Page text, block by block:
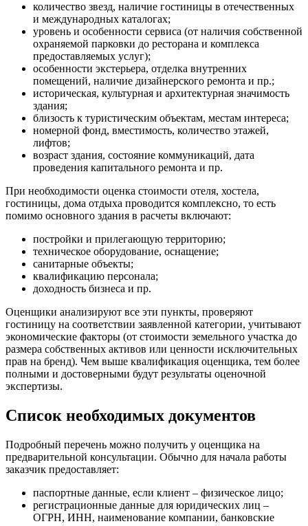
количество звезд, наличие гостиницы в отечественных
и международных каталогах;
уровень и особенности сервиса (от наличия собственной
охраняемой парковки до ресторана и комплекса
предоставляемых услуг);
особенности экстерьера, отделка внутренних
помещений, наличие дизайнерского ремонта и пр.;
историческая, культурная и архитектурная значимость
здания;
близость к туристическим объектам, местам интереса;
номерной фонд, вместимость, количество этажей,
лифтов;
возраст здания, состояние коммуникаций, дата
проведения капитального ремонта и пр.
При необходимости оценка стоимости отеля, хостела,
гостиницы, дома отдыха проводится комплексно, то есть
помимо основного здания в расчеты включают:
постройки и прилегающую территорию;
техническое оборудование, оснащение;
санитарные объекты;
квалификацию персонала;
доходность бизнеса и пр.
Оценщики анализируют все эти пункты, проверяют
гостиницу на соответствии заявленной категории, учитывают
экономические факторы (от стоимости земельного участка до
размера собственных активов или ценности исключительных
прав на бренд). Чем выше квалификация оценщика, тем более
полными и достоверными будут результаты оценочной
экспертизы.
Список необходимых документов
Подробный перечень можно получить у оценщика на
предварительной консультации. Обычно для начала работы
заказчик предоставляет:
паспортные данные, если клиент – физическое лицо;
регистрационные данные для юридических лиц –
ОГРН, ИНН, наименование компании, банковские
Воскресенск
Воткинск
Всеволожск
Выкса
Вязники
Вятские Поляны
Гатчина
Геленджик
Глазов
Горно-Алтайск
Горячий Ключ
Грозный
Губаха
Губкин
Губкинский
Гуково
Гулькевичи
Гусев
Гусь-Хрустальный
Дедовск
Джанкой
Дзержинский
Димитровград
Долгопрудный
Домодедово